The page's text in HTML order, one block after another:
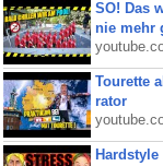
SO! Das
nie mehr
Tourette
rator